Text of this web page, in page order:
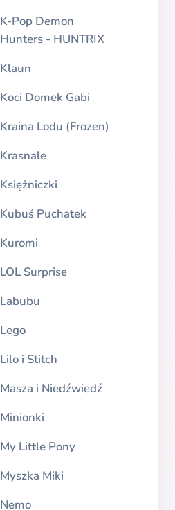
K-Pop Demon
Hunters - HUNTRIX
Klaun
Koci Domek Gabi
Kraina Lodu (Frozen)
Krasnale
Księżniczki
Kubuś Puchatek
Kuromi
LOL Surprise
Labubu
Lego
Lilo i Stitch
Masza i Niedźwiedź
Minionki
My Little Pony
Myszka Miki
Nemo